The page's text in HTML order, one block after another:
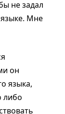
не задал
языке. Мне
он
языка,
либо